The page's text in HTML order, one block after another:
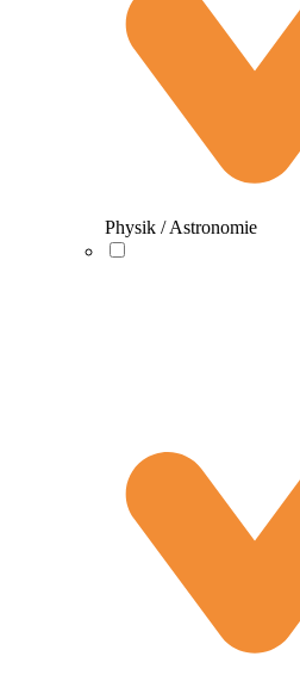
Physik / Astronomie